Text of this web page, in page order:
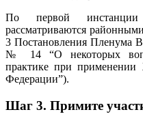
По первой
рассматриваются
3 Постановления Пленума
№ 14 “О некоторых
практике при применении
Федерации”).
Шаг 3. Примите